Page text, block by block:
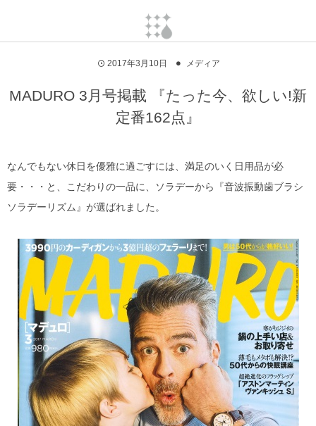
2017年3月10日 メディア
MADURO 3月号掲載 『たった今、欲しい!新
定番162点』
なんでもない休日を優雅に過ごすには、満足のいく日用品が必
要・・・と、こだわりの一品に、ソラデーから『音波振動歯ブラシ
ソラデーリズム』が選ばれました。